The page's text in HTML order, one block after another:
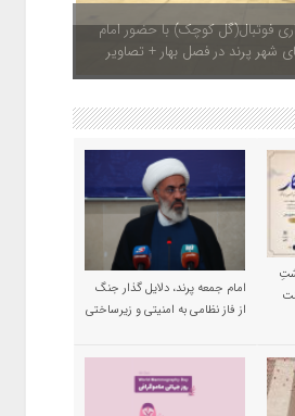
شهر پرند در فصل بهار + تصاویر
امام جمعه پرند، دلایل گذار جنگ
از فاز نظامی به امنیتی و زیرساختی